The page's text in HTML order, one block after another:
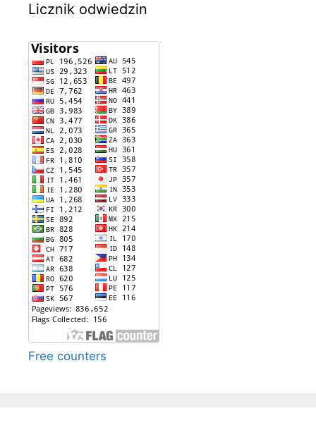
Licznik odwiedzin
Free counters